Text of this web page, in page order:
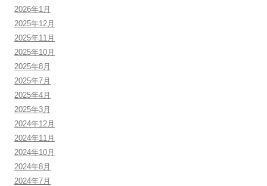
2026年1月
2025年12月
2025年11月
2025年10月
2025年8月
2025年7月
2025年4月
2025年3月
2024年12月
2024年11月
2024年10月
2024年8月
2024年7月